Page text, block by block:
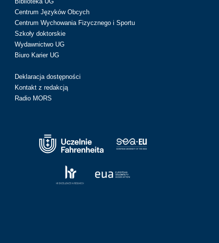
Centrum Języków Obcych
Centrum Wychowania Fizycznego i Sportu
Szkoły doktorskie
Wydawnictwo UG
Biuro Karier UG
Deklaracja dostępności
Kontakt z redakcją
Radio MORS